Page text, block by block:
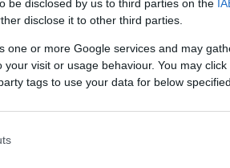
be disclosed by us to third parties on the
disclose it to other third parties.
one or more Google services and may
visit or usage behaviour. You may
tags to use your data for below
κατά τη διάρκεια
λόγω του